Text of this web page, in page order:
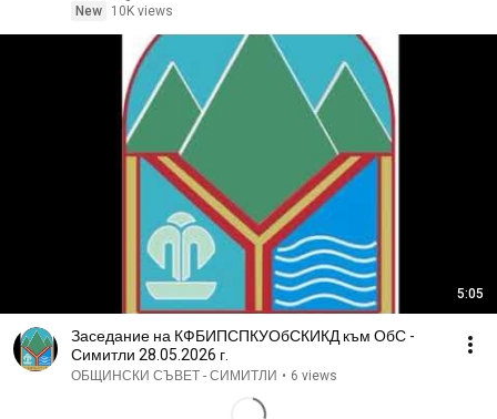
New
10K views
5:05
Заседание на КФБИПСПКУОбСКИКД към ОбС -
Симитли 28.05.2026 г.
ОБЩИНСКИ СЪВЕТ - СИМИТЛИ • 6 views